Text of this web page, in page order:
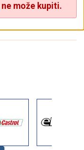
može kupiti.